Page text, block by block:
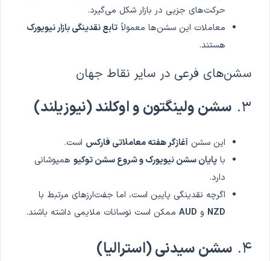
حرکت‌های جزیی در بازار شکل می‌گیرد.
معاملات این سشن‌ها معمولاًتابع نقدینگی بازار نیویورک
هستند.
سشن‌های فرعی در سایر نقاط جهان
۳. سشن ولینگتون و اوکلند (نیوزیلند)
این سشنآغازگر هفته معاملاتی فارکس است.
باپایان سشن نیویورک و شروع سشن توکیو همپوشانی
دارد.
اگرچه نقدینگی پایین است، اما جفت‌ارزهای مرتبط با
NZD و AUD ممکن است نوسانات ملایمی داشته باشند.
۴. سشن سیدنی (استرالیا)